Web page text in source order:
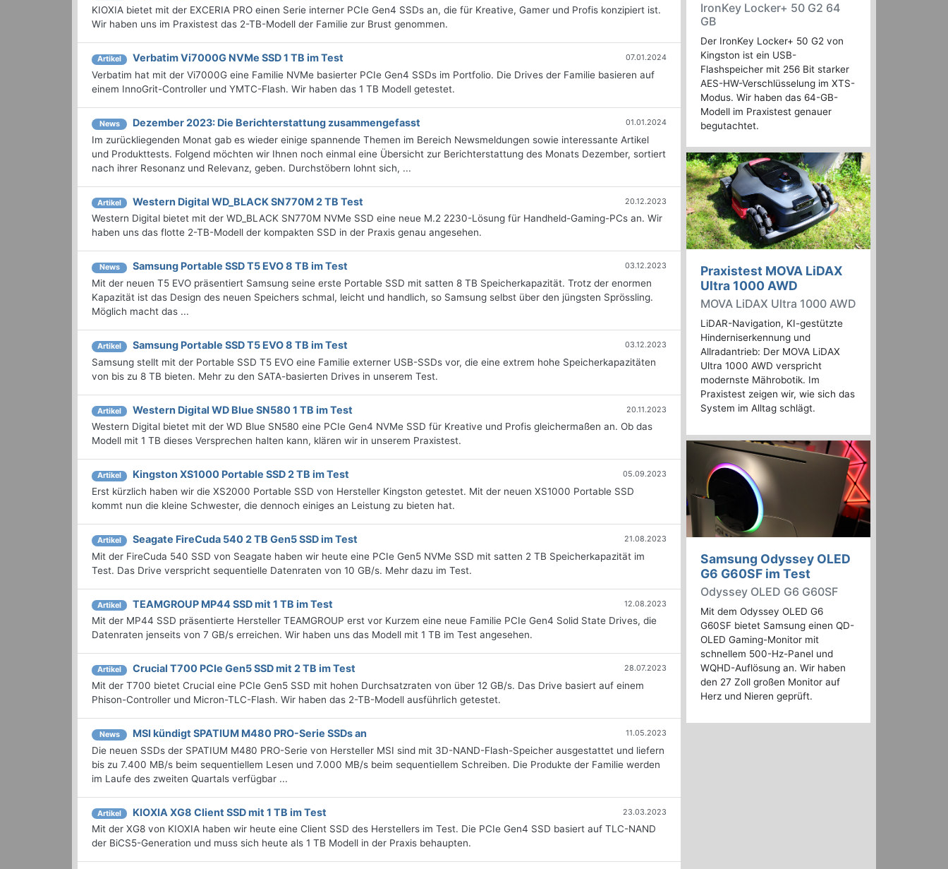
KIOXIA bietet mit der EXCERIA PRO einen Serie interner PCIe Gen4 SSDs an, die für Kreative, Gamer und Profis konzipiert ist.
Wir haben uns im Praxistest das 2-TB-Modell der Familie zur Brust genommen.
Artikel Verbatim Vi7000G NVMe SSD 1 TB im Test 07.01.2024
Verbatim hat mit der Vi7000G eine Familie NVMe basierter PCIe Gen4 SSDs im Portfolio. Die Drives der Familie basieren auf
einem InnoGrit-Controller und YMTC-Flash. Wir haben das 1 TB Modell getestet.
News Dezember 2023: Die Bericht­erstattung zusammengefasst 01.01.2024
Im zurückliegenden Monat gab es wieder einige spannende Themen im Bereich Newsmeldungen sowie interessante Artikel
und Produkttests. Folgend möchten wir Ihnen noch einmal eine Übersicht zur Berichterstattung des Monats Dezember, sortiert
nach ihrer Resonanz und Relevanz, geben. Durchstöbern lohnt sich, ...
Artikel Western Digital WD_BLACK SN770M 2 TB Test 20.12.2023
Western Digital bietet mit der WD_BLACK SN770M NVMe SSD eine neue M.2 2230-Lösung für Handheld-Gaming-PCs an. Wir
haben uns das flotte 2-TB-Modell der kompakten SSD in der Praxis genau angesehen.
News Samsung Portable SSD T5 EVO 8 TB im Test 03.12.2023
Mit der neuen T5 EVO präsentiert Samsung seine erste Portable SSD mit satten 8 TB Speicherkapazität. Trotz der enormen
Kapazität ist das Design des neuen Speichers schmal, leicht und handlich, so Samsung selbst über den jüngsten Sprössling.
Möglich macht das ...
Artikel Samsung Portable SSD T5 EVO 8 TB im Test 03.12.2023
Samsung stellt mit der Portable SSD T5 EVO eine Familie externer USB-SSDs vor, die eine extrem hohe Speicherkapazitäten
von bis zu 8 TB bieten. Mehr zu den SATA-basierten Drives in unserem Test.
Artikel Western Digital WD Blue SN580 1 TB im Test 20.11.2023
Western Digital bietet mit der WD Blue SN580 eine PCIe Gen4 NVMe SSD für Kreative und Profis gleichermaßen an. Ob das
Modell mit 1 TB dieses Versprechen halten kann, klären wir in unserem Praxistest.
Artikel Kingston XS1000 Portable SSD 2 TB im Test 05.09.2023
Erst kürzlich haben wir die XS2000 Portable SSD von Hersteller Kingston getestet. Mit der neuen XS1000 Portable SSD
kommt nun die kleine Schwester, die dennoch einiges an Leistung zu bieten hat.
Artikel Seagate FireCuda 540 2 TB Gen5 SSD im Test 21.08.2023
Mit der FireCuda 540 SSD von Seagate haben wir heute eine PCIe Gen5 NVMe SSD mit satten 2 TB Speicherkapazität im
Test. Das Drive verspricht sequentielle Datenraten von 10 GB/s. Mehr dazu im Test.
Artikel TEAMGROUP MP44 SSD mit 1 TB im Test 12.08.2023
Mit der MP44 SSD präsentierte Hersteller TEAMGROUP erst vor Kurzem eine neue Familie PCIe Gen4 Solid State Drives, die
Datenraten jenseits von 7 GB/s erreichen. Wir haben uns das Modell mit 1 TB im Test angesehen.
Artikel Crucial T700 PCIe Gen5 SSD mit 2 TB im Test 28.07.2023
Mit der T700 bietet Crucial eine PCIe Gen5 SSD mit hohen Durchsatzraten von über 12 GB/s. Das Drive basiert auf einem
Phison-Controller und Micron-TLC-Flash. Wir haben das 2-TB-Modell ausführlich getestet.
News MSI kündigt SPATIUM M480 PRO-Serie SSDs an 11.05.2023
Die neuen SSDs der SPATIUM M480 PRO-Serie von Hersteller MSI sind mit 3D-NAND-Flash-Speicher ausgestattet und liefern
bis zu 7.400 MB/s beim sequentiellem Lesen und 7.000 MB/s beim sequentiellem Schreiben. Die Produkte der Familie werden
im Laufe des zweiten Quartals verfügbar ...
Artikel KIOXIA XG8 Client SSD mit 1 TB im Test 23.03.2023
Mit der XG8 von KIOXIA haben wir heute eine Client SSD des Herstellers im Test. Die PCIe Gen4 SSD basiert auf TLC-NAND
der BiCS5-Generation und muss sich heute als 1 TB Modell in der Praxis behaupten.
IronKey Locker+ 50 G2 64
GB
Der IronKey Locker+ 50 G2 von
Kingston ist ein USB-
Flashspeicher mit 256 Bit starker
AES-HW-Verschlüsselung im XTS-
Modus. Wir haben das 64-GB-
Modell im Praxistest genauer
begutachtet.
Praxistest MOVA LiDAX
Ultra 1000 AWD
MOVA LiDAX Ultra 1000 AWD
LiDAR-Navigation, KI-gestützte
Hinderniserkennung und
Allradantrieb: Der MOVA LiDAX
Ultra 1000 AWD verspricht
modernste Mährobotik. Im
Praxistest zeigen wir, wie sich das
System im Alltag schlägt.
Samsung Odyssey OLED
G6 G60SF im Test
Odyssey OLED G6 G60SF
Mit dem Odyssey OLED G6
G60SF bietet Samsung einen QD-
OLED Gaming-Monitor mit
schnellem 500-Hz-Panel und
WQHD-Auflösung an. Wir haben
den 27 Zoll großen Monitor auf
Herz und Nieren geprüft.